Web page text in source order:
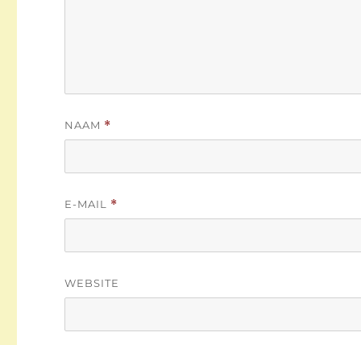
NAAM *
E-MAIL *
WEBSITE